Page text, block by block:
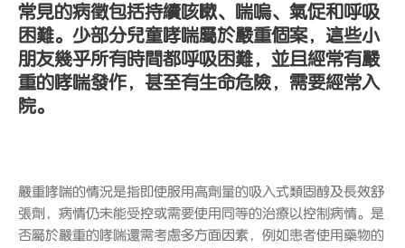
常見的病徵包括持續咳嗽、喘嗚、氣促和呼吸
困難。少部分兒童哮喘屬於嚴重個案，這些小
朋友幾乎所有時間都呼吸困難，並且經常有嚴
重的哮喘發作，甚至有生命危險，需要經常入
院。
嚴重哮喘的情況是指即使服用高劑量的吸入式類固醇及長效舒
張劑，病情仍未能受控或需要使用同等的治療以控制病情。是
否屬於嚴重的哮喘還需考慮多方面因素，例如患者使用藥物的